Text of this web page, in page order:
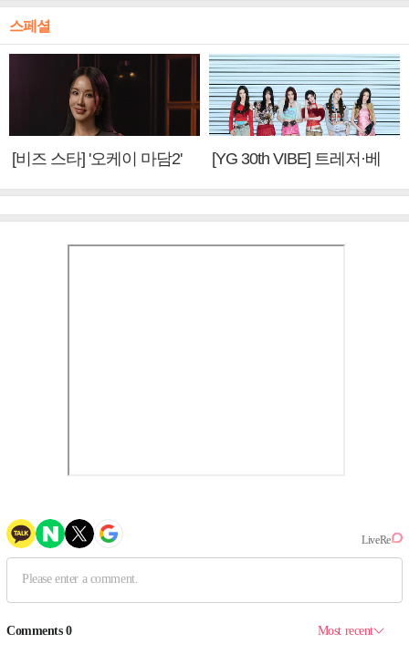
스페셜
[비즈 스타] '오케이 마담2'
[YG 30th VIBE] 트레저·베